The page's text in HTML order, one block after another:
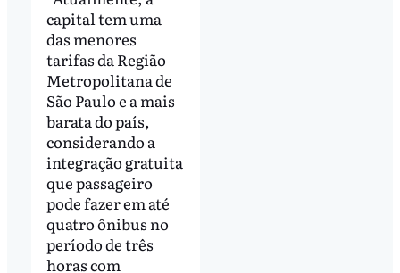
capital tem uma
das menores
tarifas da Região
Metropolitana de
São Paulo e a mais
barata do país,
considerando a
integração gratuita
que passageiro
pode fazer em até
quatro ônibus no
período de três
horas com